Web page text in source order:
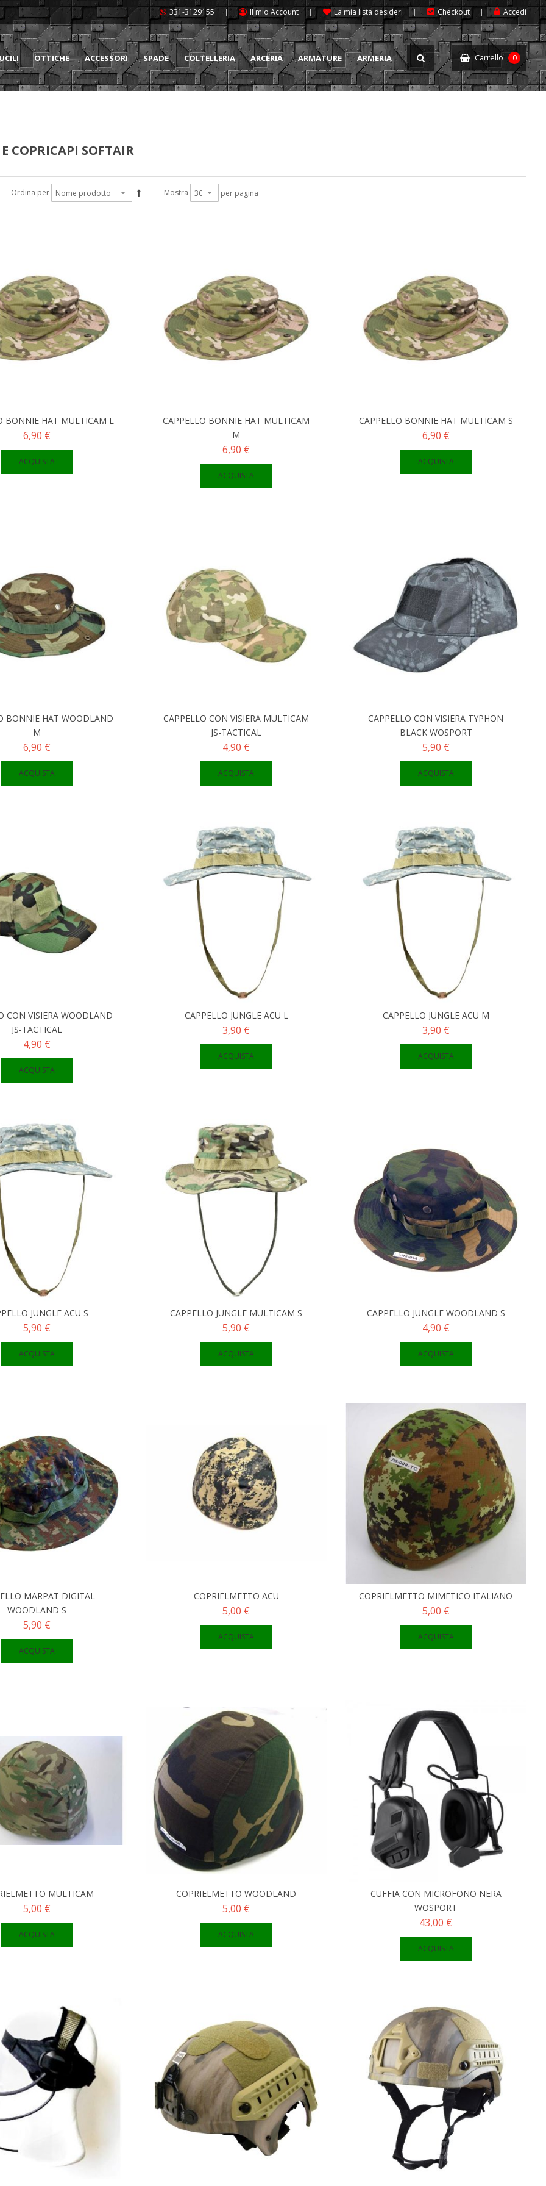
331-3129155 Il mio Account La mia lista desideri Checkout Accedi
OTTICHE ACCESSORI SPADE COLTELLERIA ARCERIA ARMATURE ARMERIA Carrello 0
COPRICAPI SOFTAIR
Ordina per Mostra per pagina
BONNIE HAT MULTICAM L
6,90 €
ACQUISTA
CAPPELLO BONNIE HAT MULTICAM
M
6,90 €
ACQUISTA
CAPPELLO BONNIE HAT MULTICAM S
6,90 €
ACQUISTA
BONNIE HAT WOODLAND
M
6,90 €
ACQUISTA
CAPPELLO CON VISIERA MULTICAM
JS-TACTICAL
4,90 €
ACQUISTA
CAPPELLO CON VISIERA TYPHON
BLACK WOSPORT
5,90 €
ACQUISTA
CON VISIERA WOODLAND
JS-TACTICAL
4,90 €
ACQUISTA
CAPPELLO JUNGLE ACU L
3,90 €
ACQUISTA
CAPPELLO JUNGLE ACU M
3,90 €
ACQUISTA
JUNGLE ACU S
5,90 €
ACQUISTA
CAPPELLO JUNGLE MULTICAM S
5,90 €
ACQUISTA
CAPPELLO JUNGLE WOODLAND S
4,90 €
ACQUISTA
MARPAT DIGITAL
WOODLAND S
5,90 €
ACQUISTA
COPRIELMETTO ACU
5,00 €
ACQUISTA
COPRIELMETTO MIMETICO ITALIANO
5,00 €
ACQUISTA
MULTICAM
5,00 €
ACQUISTA
COPRIELMETTO WOODLAND
5,00 €
ACQUISTA
CUFFIA CON MICROFONO NERA
WOSPORT
43,00 €
ACQUISTA